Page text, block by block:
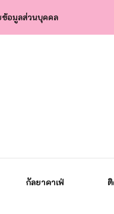
อมูลส่วนบุคคล
กัลยาคาเฟ่